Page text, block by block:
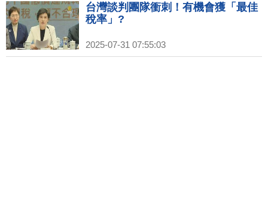
台灣談判團隊衝刺！有機會獲「最佳
稅率」?
2025-07-31 07:55:03